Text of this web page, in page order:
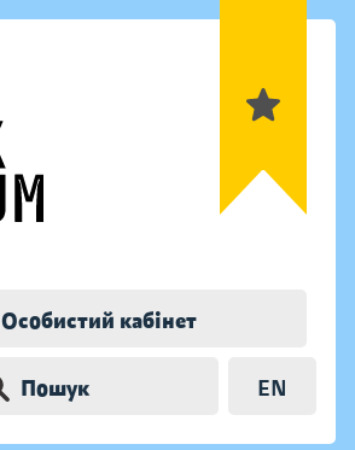
Особистий кабінет
Пошук EN